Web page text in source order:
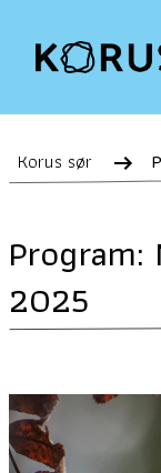
Korus sør
Program:
2025